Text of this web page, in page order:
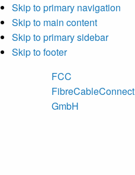
Skip to primary navigation
Skip to main content
Skip to primary sidebar
Skip to footer
FCC
FibreCableConnect
GmbH